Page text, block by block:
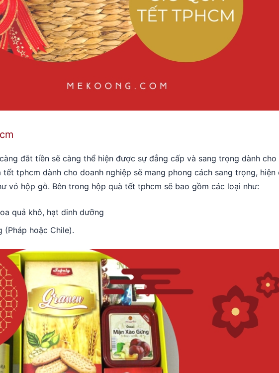
đắt tiền sẽ càng thể hiện được sự đẳng cấp và sang trọng dành cho
tphcm dành cho doanh nghiệp sẽ mang phong cách sang trọng, hiện
vỏ hộp gỗ. Bên trong hộp quà tết tphcm sẽ bao gồm các loại như:
quả khô, hạt dinh dưỡng
(Pháp hoặc Chile).